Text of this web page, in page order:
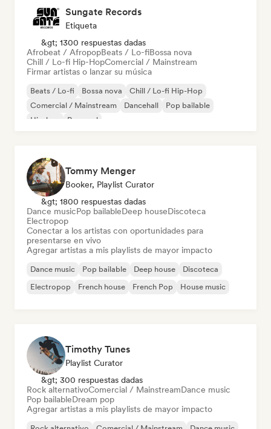
Sungate Records
Etiqueta
&gt; 1300 respuestas dadas
Afrobeat / AfropopBeats / Lo-fiBossa nova
Chill / Lo-fi Hip-HopComercial / Mainstream
Firmar artistas o lanzar su música
Beats / Lo-fi Bossa nova
Chill / Lo-fi Hip-Hop
Comercial / Mainstream
Dancehall
Pop bailable
Hip-hop
Pop soul
Tommy Menger
Booker, Playlist Curator
&gt; 1800 respuestas dadas
Dance musicPop bailableDeep houseDiscoteca
Electropop
Conectar a los artistas con oportunidades para
presentarse en vivo
Agregar artistas a mis playlists de mayor impacto
Dance music Pop bailable Deep house
Discoteca
Electropop
French house French Pop House music
Timothy Tunes
Playlist Curator
&gt; 300 respuestas dadas
Rock alternativoComercial / MainstreamDance music
Pop bailableDream pop
Agregar artistas a mis playlists de mayor impacto